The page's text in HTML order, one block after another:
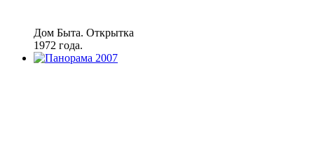
Дом Быта. Открытка
1972 года.